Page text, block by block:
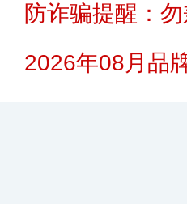
防诈骗提醒：
2026年08月品